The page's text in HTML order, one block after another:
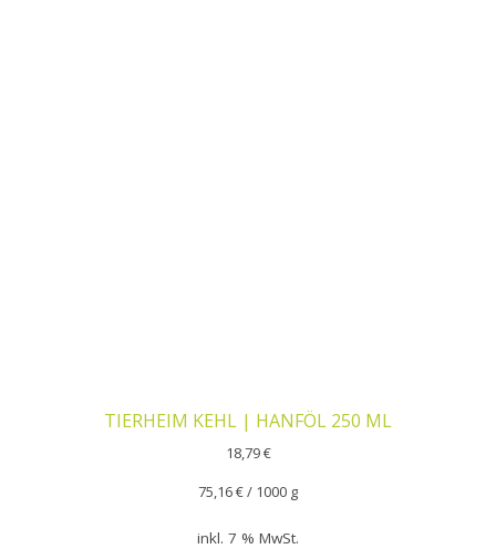
TIERHEIM KEHL | HANFÖL 250 ML
18,79€
75,16€/ 1000 g
inkl. 7 % MwSt.